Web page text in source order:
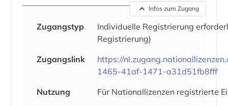
Infos zum Zugang
Zugangstyp
Individuelle Registrierung
Registrierung)
Zugangslink
https://
1465-41af-1471-a31d51fb8fff
Nutzung
Für Nationallizenzen registrierte